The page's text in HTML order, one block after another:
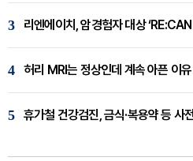
3 리엔에이치, 암경험자 대상
4 허리 MRI는 정상인데 계속 아픈 이
5 휴가철 건강검진, 금식·복용약 등